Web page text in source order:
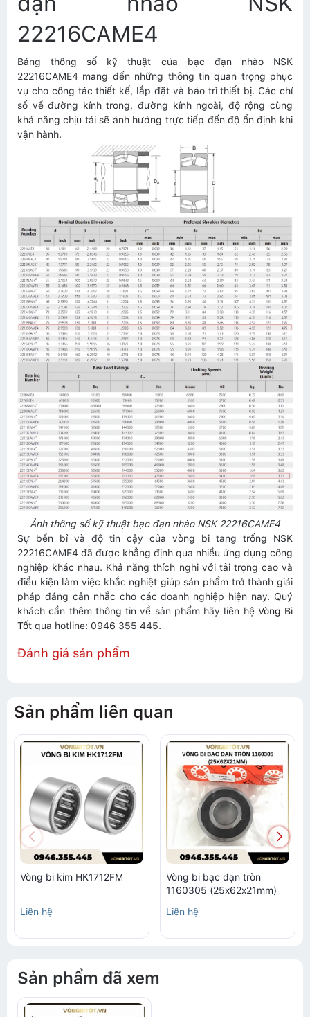
22216CAME4
Bảng thông số kỹ thuật của bạc đạn nhào NSK
22216CAME4 mang đến những thông tin quan trọng phục
vụ cho công tác thiết kế, lắp đặt và bảo trì thiết bị. Các chỉ
số về đường kính trong, đường kính ngoài, độ rộng cùng
khả năng chịu tải sẽ ảnh hưởng trực tiếp đến độ ổn định khi
vận hành.
Ảnh thông số kỹ thuật bạc đạn nhào NSK 22216CAME4
Sự bền bỉ và độ tin cậy của vòng bi tang trống NSK
22216CAME4 đã được khẳng định qua nhiều ứng dụng công
nghiệp khác nhau. Khả năng thích nghi với tải trọng cao và
điều kiện làm việc khắc nghiệt giúp sản phẩm trở thành giải
pháp đáng cân nhắc cho các doanh nghiệp hiện nay. Quý
khách cần thêm thông tin về sản phẩm hãy liên hệ Vòng Bi
Tốt qua hotline: 0946 355 445.
Đánh giá sản phẩm
Sản phẩm liên quan
Vòng bi kim HK1712FM
Liên hệ
Vòng bi bạc đạn tròn
1160305 (25x62x21mm)
Liên hệ
Sản phẩm đã xem